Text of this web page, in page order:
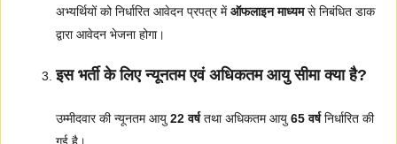
अभ्यर्थियों को निर्धारित आवेदन प्रपत्र मेंऑफलाइन माध्यमसे निबंधित डाक
द्वारा आवेदन भेजना होगा।
इस भर्ती के लिए न्यूनतम एवं अधिकतम आयु सीमा क्या है?
उम्मीदवार की न्यूनतम आयु 22 वर्षतथा अधिकतम आयु 65 वर्षनिर्धारित की